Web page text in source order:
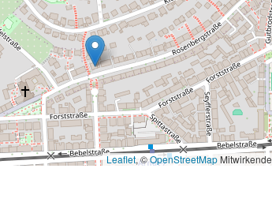
Leaflet, ©OpenStreetMapMitwirkende